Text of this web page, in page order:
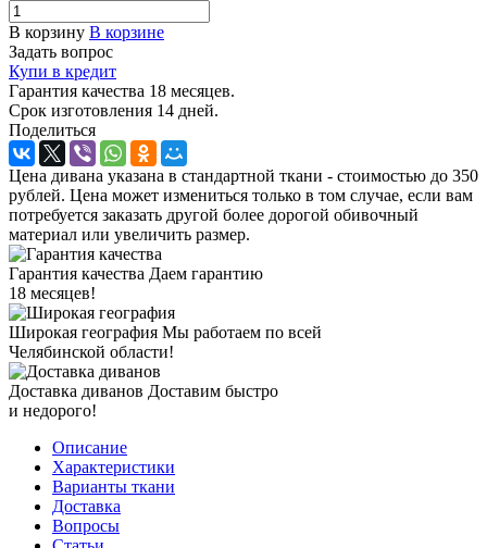
В корзину В корзине
Задать вопрос
Купи в кредит
Гарантия качества 18 месяцев.
Срок изготовления 14 дней.
Поделиться
Цена дивана указана в стандартной ткани - стоимостью до 350
рублей. Цена может измениться только в том случае, если вам
потребуется заказать другой более дорогой обивочный
материал или увеличить размер.
Гарантия качества Даем гарантию
18 месяцев!
Широкая география Мы работаем по всей
Челябинской области!
Доставка диванов Доставим быстро
и недорого!
Описание
Характеристики
Варианты ткани
Доставка
Вопросы